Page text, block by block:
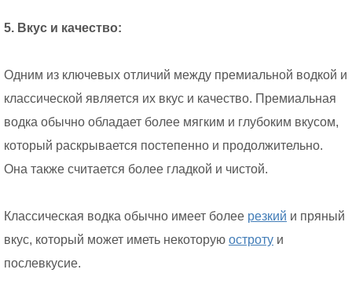
5. Вкус и качество:
Одним из ключевых отличий между премиальной водкой и
классической является их вкус и качество. Премиальная
водка обычно обладает более мягким и глубоким вкусом,
который раскрывается постепенно и продолжительно.
Она также считается более гладкой и чистой.
Классическая водка обычно имеет более резкий и пряный
вкус, который может иметь некоторую остроту и
послевкусие.